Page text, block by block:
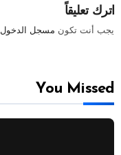
اترك تعليقاً
يجب أنت تكون مسجل الدخول
You Missed